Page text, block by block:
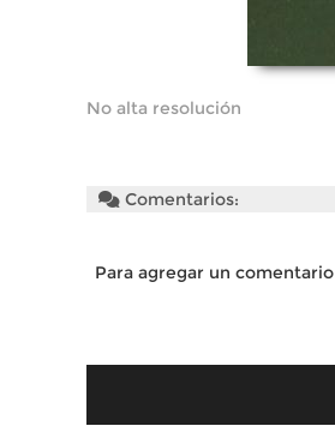
No alta resolución
Comentarios:
Para agregar un comentario